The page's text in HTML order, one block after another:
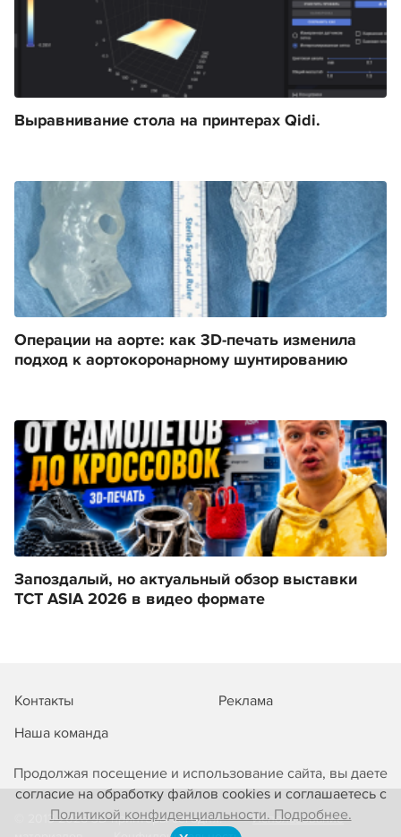
Продолжая посещение и использование сайта, вы даете
согласие на обработку файлов cookies и соглашаетесь с
Политикой конфиденциальности. Подробнее.
Выравнивание стола на принтерах Qidi.
Операции на аорте: как 3D-печать изменила
подход к аортокоронарному шунтированию
Запоздалый, но актуальный обзор выставки
TCT ASIA 2026 в видео формате
Контакты
Реклама
Наша команда
© 2013-2026 3D-принтеры сегодня!
Использование